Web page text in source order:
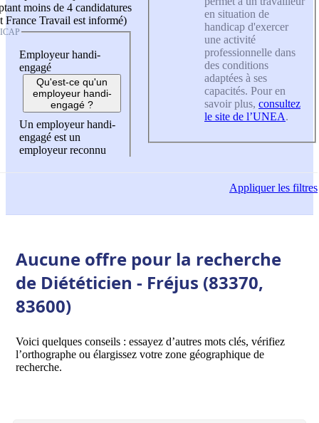
moins de 4 candidatures
France Travail est informé)
Employeur handi-
engagé
Qu'est-ce qu'un
employeur handi-
engagé ?
Un employeur handi-
engagé est un
employeur reconnu
en situation de
handicap d'exercer
une activité
professionnelle dans
des conditions
adaptées à ses
capacités. Pour en
savoir plus, consultez
le site de l’UNEA.
Appliquerles filtres
Aucune offre pour la recherche
de Diététicien - Fréjus (83370,
83600)
Voici quelques conseils : essayez d’autres mots clés, vérifiez
l’orthographe ou élargissez votre zone géographique de
recherche.